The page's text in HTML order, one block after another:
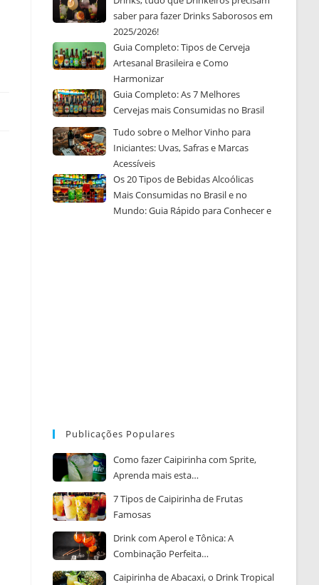
saber para fazer Drinks Saborosos em
2025/2026!
Guia Completo: Tipos de Cerveja
Artesanal Brasileira e Como
Harmonizar
Guia Completo: As 7 Melhores
Cervejas mais Consumidas no Brasil
Tudo sobre o Melhor Vinho para
Iniciantes: Uvas, Safras e Marcas
Acessíveis
Os 20 Tipos de Bebidas Alcoólicas
Mais Consumidas no Brasil e no
Mundo: Guia Rápido para Conhecer e
Publicações Populares
Como fazer Caipirinha com Sprite,
Aprenda mais esta…
7 Tipos de Caipirinha de Frutas
Famosas
Drink com Aperol e Tônica: A
Combinação Perfeita…
Caipirinha de Abacaxi, o Drink Tropical